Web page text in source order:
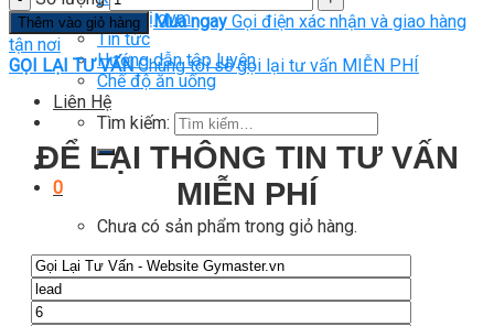
Thiết bị gym
Tin tức
Hướng dẫn tập luyện
Chế độ ăn uống
Liên Hệ
Tìm kiếm:
0
Chưa có sản phẩm trong giỏ hàng.
Tìm kiếm:
0
Thêm vào giỏ hàng Mua ngay Gọi điện xác nhận và giao hàng
tận nơi
GỌI LẠI TƯ VẤN Chúng tôi sẽ gọi lại tư vấn MIỄN PHÍ
ĐỂ LẠI THÔNG TIN TƯ VẤN
MIỄN PHÍ